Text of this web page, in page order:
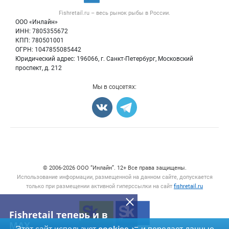
Fishretail теперь и в
MAX
Fishretail.ru – весь рынок рыбы в России.
ООО «Инлайн»
ИНН: 7805355672
КПП: 780501001
ОГРН: 1047855085442
Юридический адрес: 196066, г. Санкт-Петербург, Московский
проспект, д. 212
Контактная информация
Политика обработки персональных данных
Блог
Икра
Мы в соцсетях:
© 2006‑2026 ООО “Инлайн”. 12+ Все права защищены.
Использование информации, размещенной на данном сайте, допускается
только при размещении активной гиперссылки на сайт fishretail.ru